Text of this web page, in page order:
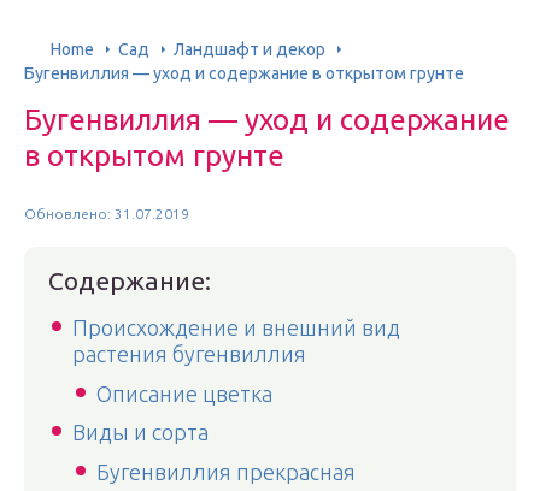
Home Сад
Ландшафт и декор
Бугенвиллия — уход и содержание в открытом грунте
Бугенвиллия — уход и содержание
в открытом грунте
Обновлено: 31.07.2019
Содержание:
Происхождение и внешний вид
растения бугенвиллия
Описание цветка
Виды и сорта
Бугенвиллия прекрасная